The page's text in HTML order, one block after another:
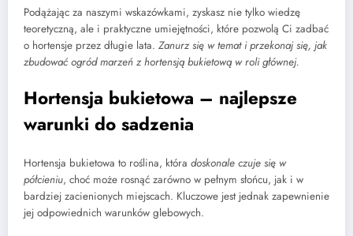
Podążając za naszymi wskazówkami, zyskasz nie tylko wiedzę
teoretyczną, ale i praktyczne umiejętności, które pozwolą Ci zadbać
o hortensje przez długie lata. Zanurz się w temat i przekonaj się, jak
zbudować ogród marzeń z hortensją bukietową w roli głównej.
Hortensja bukietowa – najlepsze
warunki do sadzenia
Hortensja bukietowa to roślina, która doskonale czuje się w
półcieniu, choć może rosnąć zarówno w pełnym słońcu, jak i w
bardziej zacienionych miejscach. Kluczowe jest jednak zapewnienie
jej odpowiednich warunków glebowych.